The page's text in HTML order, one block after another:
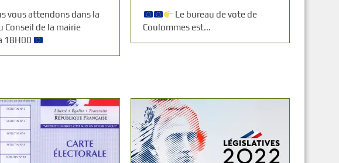
vous attendons dans la
Conseil de la mairie
18H00
Le bureau de vote de
Coulommes est...